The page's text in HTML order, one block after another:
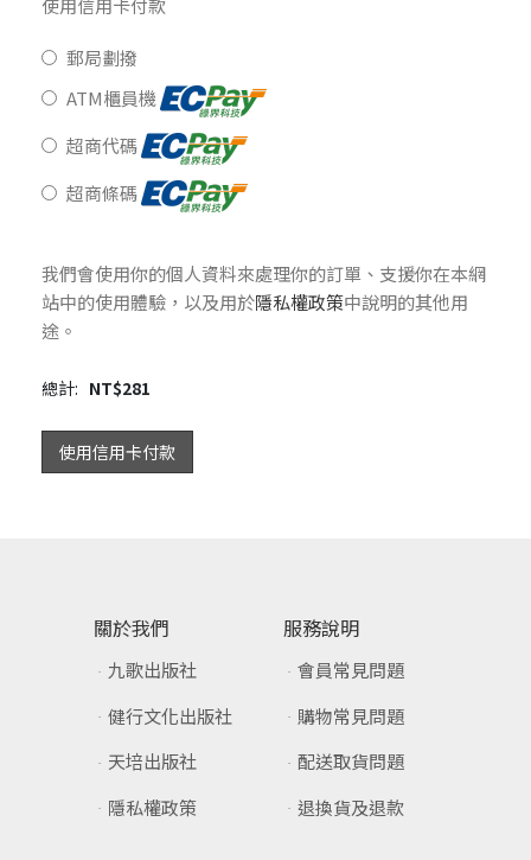
使用信用卡付款
郵局劃撥
ATM櫃員機
超商代碼
超商條碼
我們會使用你的個人資料來處理你的訂單、支援你在本網
站中的使用體驗，以及用於隱私權政策中說明的其他用
途。
總計: NT$281
使用信用卡付款
關於我們
九歌出版社
健行文化出版社
天培出版社
隱私權政策
服務說明
會員常見問題
購物常見問題
配送取貨問題
退換貨及退款